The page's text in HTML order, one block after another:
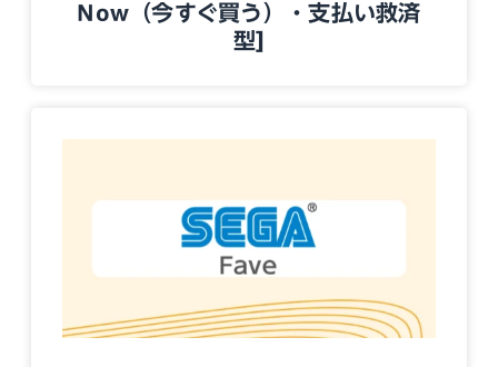
Now（今すぐ買う）・支払い救済
型]